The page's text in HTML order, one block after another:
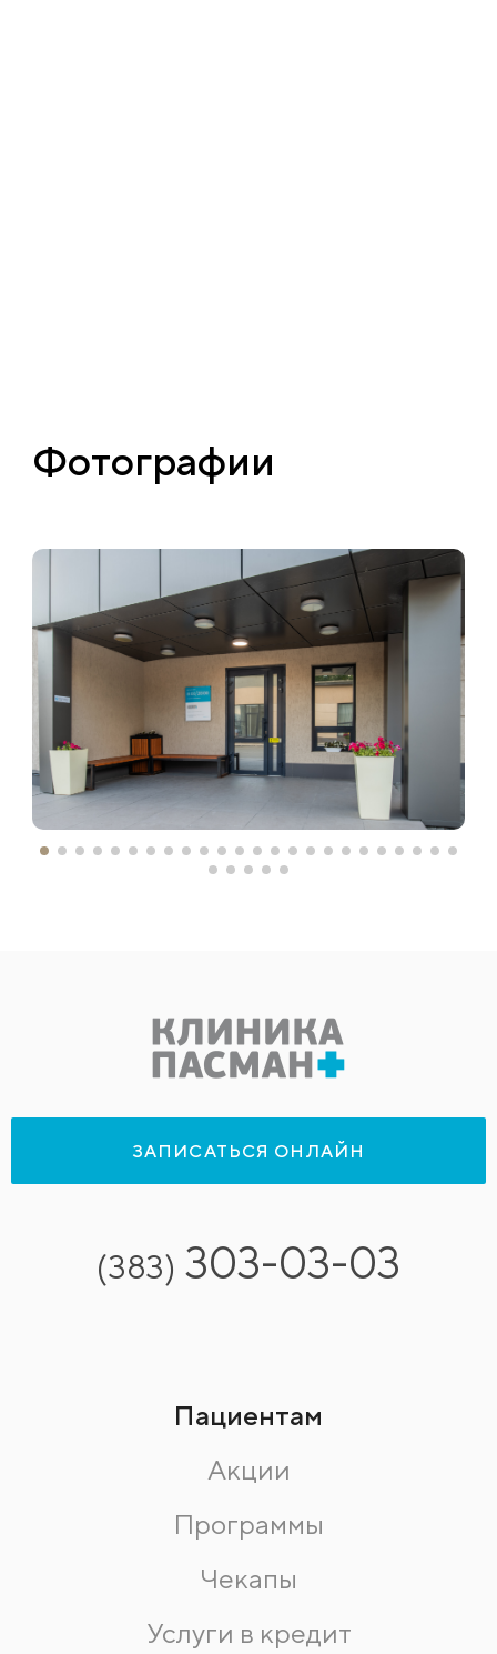
Фотографии
ЗАПИСАТЬСЯ ОНЛАЙН
(383) 303-03-03
Пациентам
Акции
Программы
Чекапы
Услуги в кредит